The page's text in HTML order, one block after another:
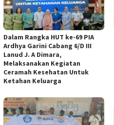
Dalam Rangka HUT ke-69 PIA
Ardhya Garini Cabang 6/D III
Lanud J. A Dimara,
Melaksanakan Kegiatan
Ceramah Kesehatan Untuk
Ketahan Keluarga